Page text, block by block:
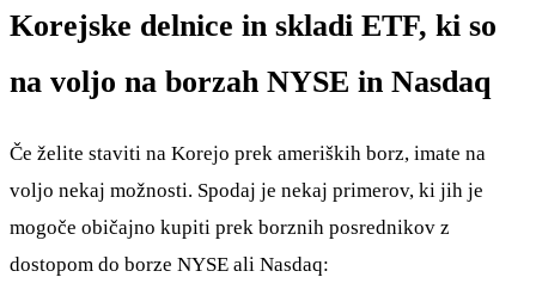
Korejske delnice in skladi ETF, ki so
na voljo na borzah NYSE in Nasdaq
Če želite staviti na Korejo prek ameriških borz, imate na
voljo nekaj možnosti. Spodaj je nekaj primerov, ki jih je
mogoče običajno kupiti prek borznih posrednikov z
dostopom do borze NYSE ali Nasdaq: